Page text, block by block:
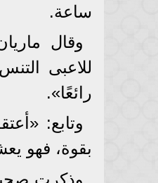
ساعة.
وقال
للاعبى
رائعًا».
وتابع:
بقوة، فهو
وذكرت